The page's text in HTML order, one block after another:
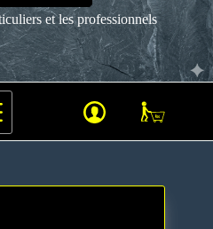
et les professionnels